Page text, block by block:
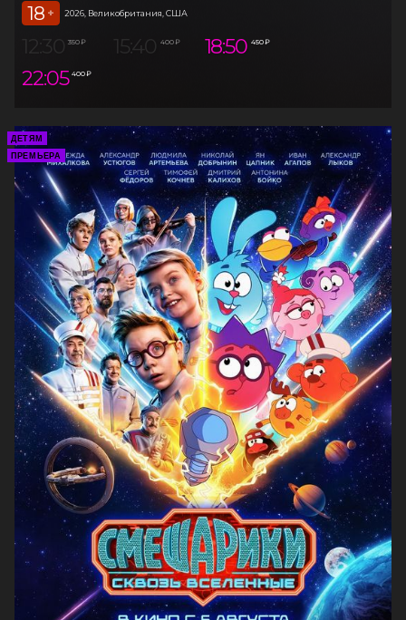
18 + 2026, Великобритания, США
12:30 350 ₽ 15:40 400 ₽ 18:50 450 ₽
22:05 400 ₽
ДЕТЯМ
ПРЕМЬЕРА